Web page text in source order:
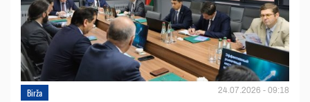
Birža 24.07.2026 - 09:18